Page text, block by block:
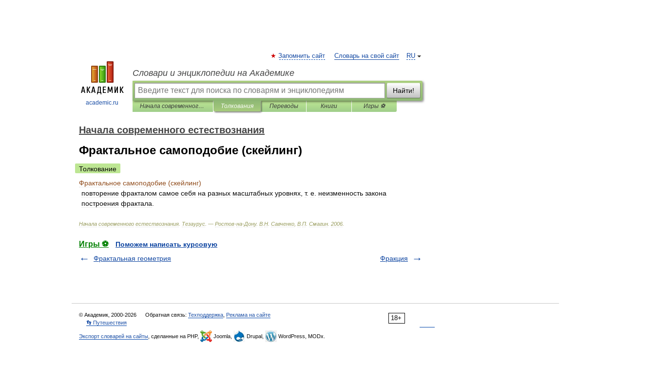
academic.ru
RU
Запомнить сайт Словарь на свой сайт
Словари и энциклопедии на Академике
Найти!
Начала современного естествознания Толкования Переводы Книги Игры ⚽
Начала современного естествознания
Фрактальное самоподобие (скейлинг)
Толкование
Фрактальное самоподобие (скейлинг)
повторение фракталом самое себя на разных масштабных уровнях т. е неизменность закона
построения фрактала
Начала современного естествознания Тезаурус . — Ростов-на-Дону. В Н Савченко В П Смагин 2006
Игры ⚽
Поможем написать курсовую
Фрактальная геометрия
Фракция
18+
© Академик, 2000-2026 Обратная связь: Техподдержка Реклама на сайте
👣 Путешествия
Экспорт словарей на сайты , сделанные на PHP, Joomla, Drupal, WordPress, MODx.